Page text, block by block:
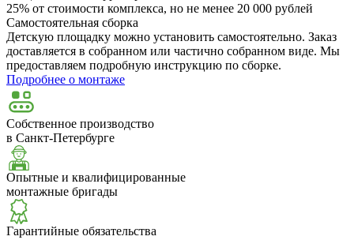
25% от стоимости комплекса, но не менее 20 000 рублей
Самостоятельная сборка
Детскую площадку можно установить самостоятельно. Заказ
доставляется в собранном или частично собранном виде. Мы
предоставляем подробную инструкцию по сборке.
Подробнее о монтаже
Собственное производство
в Санкт-Петербурге
Опытные и квалифицированные
монтажные бригады
Гарантийные обязательства